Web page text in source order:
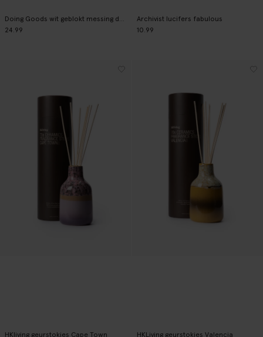
24.99
Archivist lucifers fabulous
10.99
HKliving geurstokjes Cape Town
HKLiving geurstokjes Valencia